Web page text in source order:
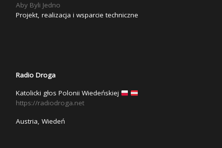
Aby Byli Jedno
Projekt, realizacja i wsparcie techniczne
Radio Droga
Katolicki głos Polonii Wiedeńskiej
https://radiodroga.net
Austria, Wiedeń